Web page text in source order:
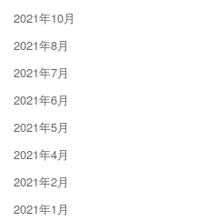
2021年10月
2021年8月
2021年7月
2021年6月
2021年5月
2021年4月
2021年2月
2021年1月